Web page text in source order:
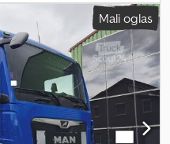
3.800 mm, gorivo:dizel,
, vrsta prenosa: mehanski,
jeklo-zrak
, dolžina tovornega
2010
, VOLVO FM-510 Tridem 8x4
Air Suspension Wheelbase:
Manual transmission
condition and ready to
Mali oglas